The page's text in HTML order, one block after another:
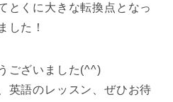
とくに大きな転換点となっ
した！
ございました(^^)
英語のレッスン、ぜひお待